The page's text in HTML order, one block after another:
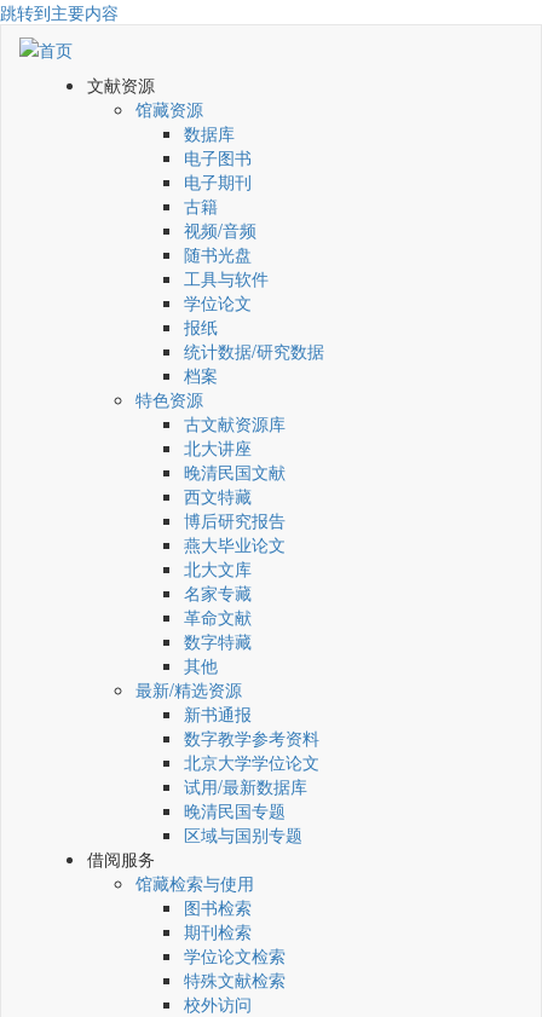
跳转到主要内容
文献资源
馆藏资源
数据库
电子图书
电子期刊
古籍
视频/音频
随书光盘
工具与软件
学位论文
报纸
统计数据/研究数据
档案
特色资源
古文献资源库
北大讲座
晚清民国文献
西文特藏
博后研究报告
燕大毕业论文
北大文库
名家专藏
革命文献
数字特藏
其他
最新/精选资源
新书通报
数字教学参考资料
北京大学学位论文
试用/最新数据库
晚清民国专题
区域与国别专题
借阅服务
馆藏检索与使用
图书检索
期刊检索
学位论文检索
特殊文献检索
校外访问